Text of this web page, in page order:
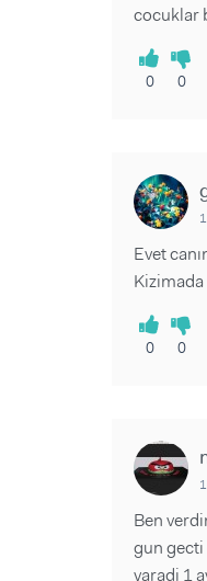
cocuklar
0 0
Evet
0 0
Ben
gun gecti
yaradi 1